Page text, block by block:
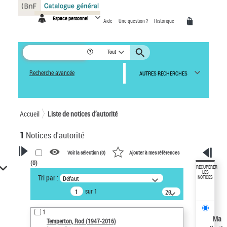
Espace personnel Aide Une question ? Historique
Tout
Recherche avancée AUTRES RECHERCHES
Accueil Liste de notices d’autorité
1 Notices d'autorité
VOTRE RECHERCHE
Recherche avancée dans les
notices d’autorité
Œuvres liées à l'auteur :
Temperton, Rod (1947-2016)
Voir la sélection (0) Ajouter à mes références
(0)
Tri par : Défaut
sur 1
20
résultats/page
1
Temperton, Rod (1947-2016)
RÉCUPÉRER
LES
NOTICES
Ma
Panneau de gestion des cookies